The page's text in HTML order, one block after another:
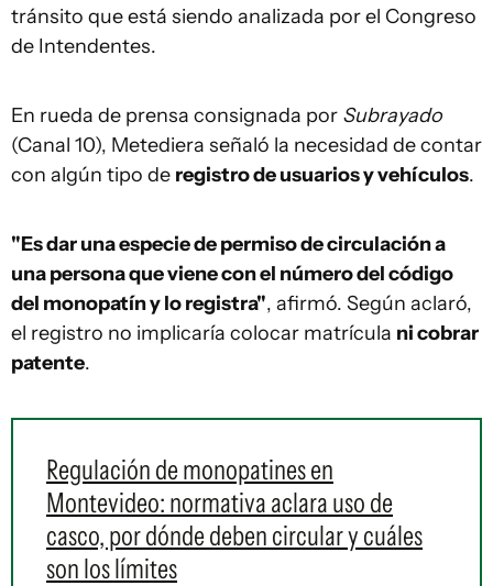
tránsito que está siendo analizada por el Congreso
de Intendentes.
En rueda de prensa consignada por Subrayado
(Canal 10), Metediera señaló la necesidad de contar
con algún tipo de registro de usuarios y vehículos.
"Es dar una especie de permiso de circulación a
una persona que viene con el número del código
del monopatín y lo registra", afirmó. Según aclaró,
el registro no implicaría colocar matrícula ni cobrar
patente.
Regulación de monopatines en
Montevideo: normativa aclara uso de
casco, por dónde deben circular y cuáles
son los límites